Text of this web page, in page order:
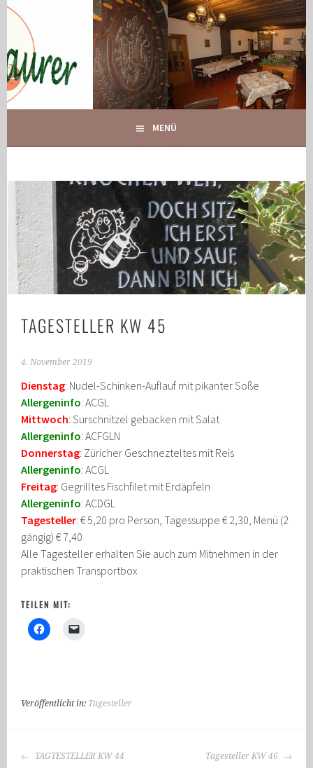
Springe
zum
Inhalt
GASTHOF MAURER
IHR GASTHOF IN GLOGGNITZ
MENÜ
TAGESTELLER KW 45
4. November 2019
Dienstag: Nudel-Schinken-Auflauf mit pikanter Soße
Allergeninfo: ACGL
Mittwoch: Surschnitzel gebacken mit Salat
Allergeninfo: ACFGLN
Donnerstag: Züricher Geschnezteltes mit Reis
Allergeninfo: ACGL
Freitag: Gegrilltes Fischfilet mit Erdäpfeln
Allergeninfo: ACDGL
Tagesteller: € 5,20 pro Person, Tagessuppe € 2,30, Menü (2
gängig) € 7,40
Alle Tagesteller erhalten Sie auch zum Mitnehmen in der
praktischen Transportbox
TEILEN MIT:
Veröffentlicht in: Tagesteller
BEITRAGS-
TAGTESTELLER KW 44 Tagesteller KW 46